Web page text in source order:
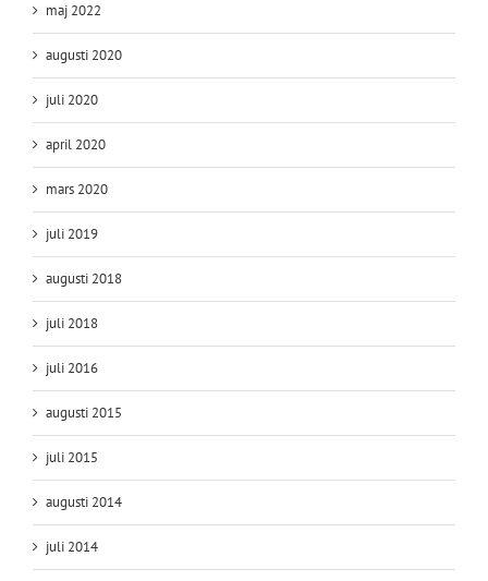
maj 2022
augusti 2020
juli 2020
april 2020
mars 2020
juli 2019
augusti 2018
juli 2018
juli 2016
augusti 2015
juli 2015
augusti 2014
juli 2014